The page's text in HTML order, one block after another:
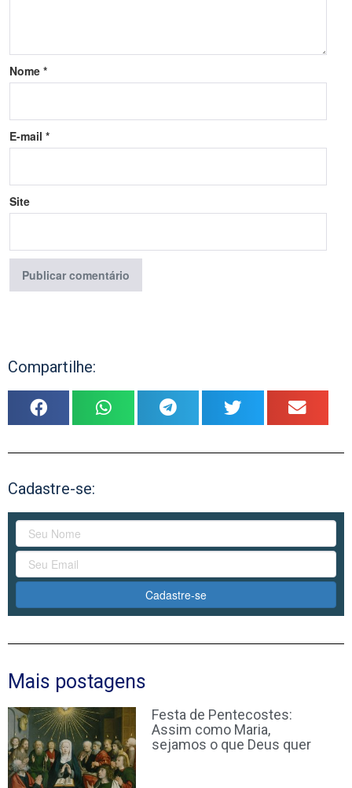
Nome *
E-mail *
Site
Compartilhe:
Cadastre-se:
Cadastre-se
Mais postagens
Festa de Pentecostes:
Assim como Maria,
sejamos o que Deus quer